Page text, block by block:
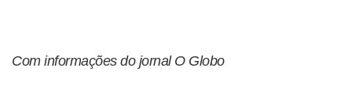
Com informações do jornal O Globo